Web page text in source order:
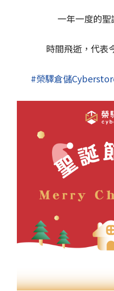
一年一度的
時間飛逝，代表
#榮驛倉儲